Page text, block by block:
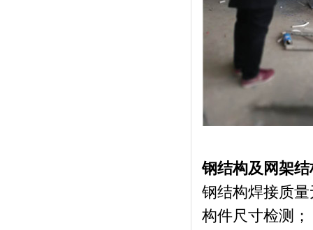
钢结构及网架
钢结构焊接质
构件尺寸检测；